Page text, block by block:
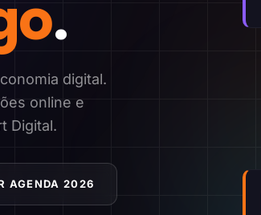
.
digital.
online e
Digital.
AGENDA 2026